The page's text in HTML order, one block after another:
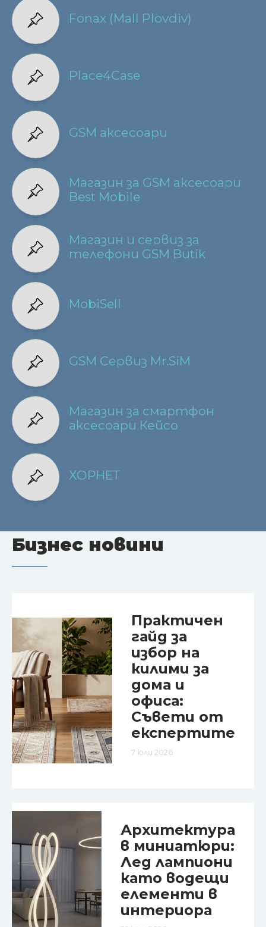
Fonax (Mall Plovdiv)
Place4Case
GSM аксесоари
Магазин за GSM аксесоари
Best Mobile
Магазин и сервиз за
телефони GSM Butik
MobiSell
GSM Сервиз Mr.SiM
Магазин за смартфон
аксесоари Кейсо
ХОРНЕТ
Бизнес новини
Практичен
гайд за
избор на
килими за
дома и
офиса:
Съвети от
експертите
7 юли 2026
Архитектура
в миниатюри:
Лед лампиони
като водещи
елементи в
интериора